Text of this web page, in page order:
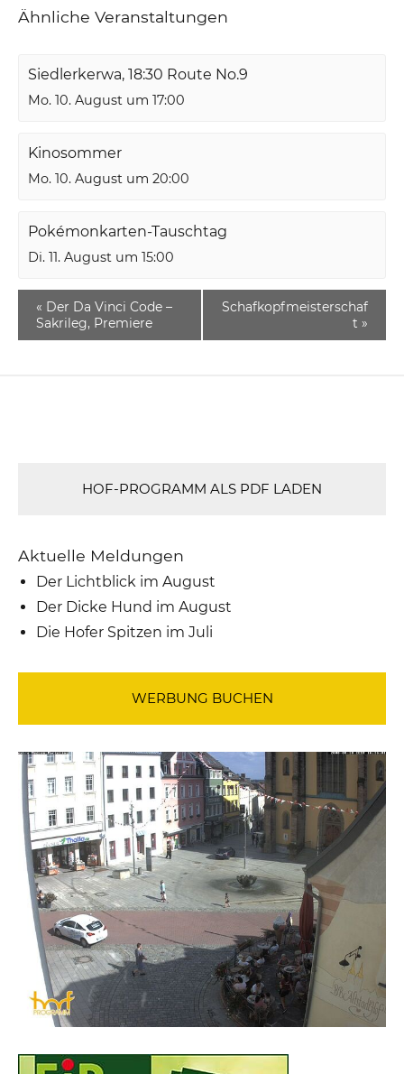
Ähnliche Veranstaltungen
Siedlerkerwa, 18:30 Route No.9
Mo. 10. August um 17:00
Kinosommer
Mo. 10. August um 20:00
Pokémonkarten-Tauschtag
Di. 11. August um 15:00
« Der Da Vinci Code –
Sakrileg, Premiere
Schafkopfmeisterschaf
t »
HOF-PROGRAMM ALS PDF LADEN
Aktuelle Meldungen
Der Lichtblick im August
Der Dicke Hund im August
Die Hofer Spitzen im Juli
WERBUNG BUCHEN